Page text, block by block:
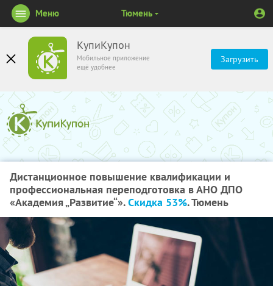
КупиКупон
Мобильное приложение
ещё удобнее
Загрузить
Меню Тюмень
Дистанционное повышение квалификации и
профессиональная переподготовка в АНО ДПО
«Академия „Развитие“».Скидка 53%. Тюмень